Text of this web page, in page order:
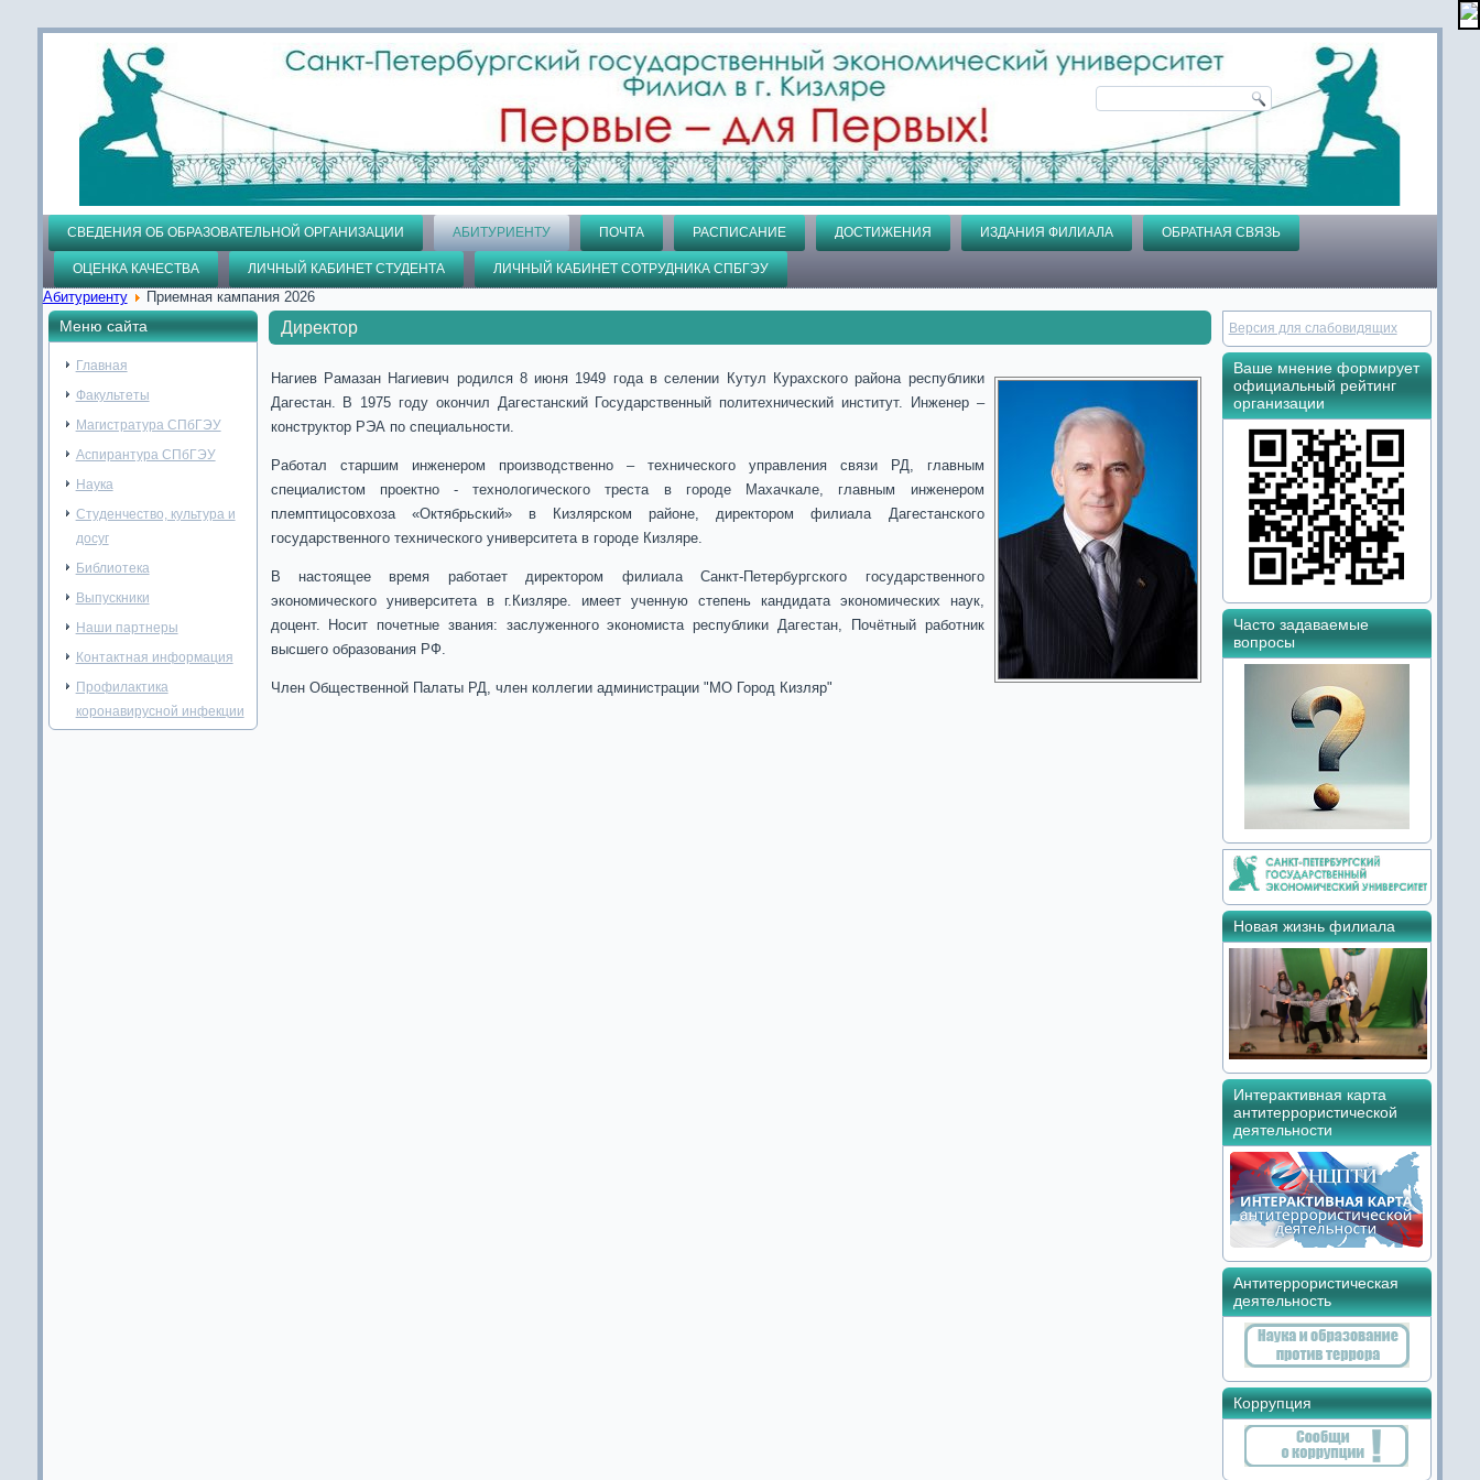
СВЕДЕНИЯ ОБ ОБРАЗОВАТЕЛЬНОЙ ОРГАНИЗАЦИИ АБИТУРИЕНТУ ПОЧТА РАСПИСАНИЕ ДОСТИЖЕНИЯ ИЗДАНИЯ ФИЛИАЛА ОБРАТНАЯ СВЯЗЬ
ОЦЕНКА КАЧЕСТВА ЛИЧНЫЙ КАБИНЕТ СТУДЕНТА ЛИЧНЫЙ КАБИНЕТ СОТРУДНИКА СПБГЭУ
Абитуриенту Приемная кампания 2026
Меню сайта
Главная
Факультеты
Магистратура СПбГЭУ
Аспирантура СПбГЭУ
Наука
Студенчество, культура и
досуг
Библиотека
Выпускники
Наши партнеры
Контактная информация
Профилактика
коронавирусной инфекции
Директор
Нагиев Рамазан Нагиевич родился 8 июня 1949 года в селении Кутул Курахского района республики
Дагестан. В 1975 году окончил Дагестанский Государственный политехнический институт. Инженер –
конструктор РЭА по специальности.
Работал старшим инженером производственно – технического управления связи РД, главным
специалистом проектно - технологического треста в городе Махачкале, главным инженером
племптицосовхоза «Октябрьский» в Кизлярском районе, директором филиала Дагестанского
государственного технического университета в городе Кизляре.
В настоящее время работает директором филиала Санкт-Петербургского государственного
экономического университета в г.Кизляре. имеет ученную степень кандидата экономических наук,
доцент. Носит почетные звания: заслуженного экономиста республики Дагестан, Почётный работник
высшего образования РФ.
Член Общественной Палаты РД, член коллегии администрации "МО Город Кизляр"
Версия для слабовидящих
Ваше мнение формирует
официальный рейтинг
организации
Часто задаваемые
вопросы
Новая жизнь филиала
Интерактивная карта
антитеррористической
деятельности
Антитеррористическая
деятельность
Коррупция